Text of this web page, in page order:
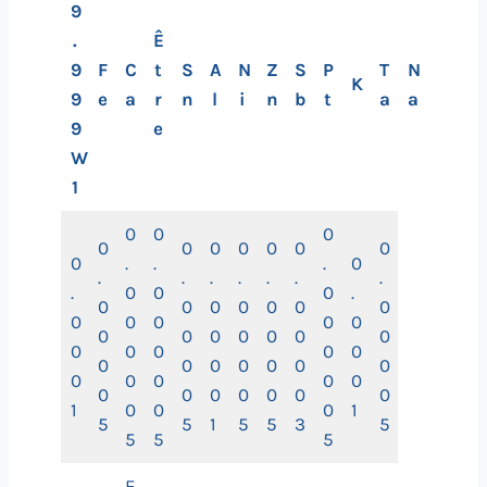
9
.
9
9
9
W
1
F
e
C
a
Ê
t
r
e
S
n
A
l
N
i
Z
n
S
b
P
t
K
T
a
N
a
0
.
0
0
0
1
0
.
0
0
0
0
5
0
.
0
0
0
0
0
5
0
.
0
0
0
0
0
5
0
.
0
0
0
0
5
0
.
0
0
0
0
1
0
.
0
0
0
0
5
0
.
0
0
0
0
5
0
.
0
0
0
0
3
0
.
0
0
0
0
0
5
0
.
0
0
0
1
0
.
0
0
0
0
5